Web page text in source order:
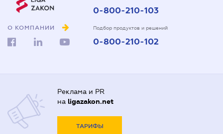
О КОМПАНИИ
0-800-210-103
Подбор продуктов и решений
0-800-210-102
Реклама и PR
на ligazakon.net
ТАРИФЫ